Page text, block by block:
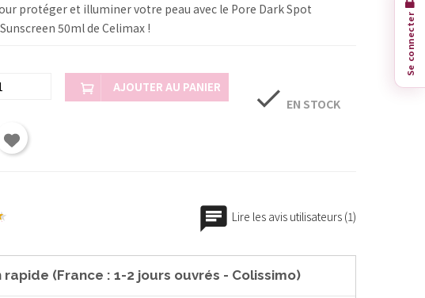
Se connecter
protéger et illuminer votre peau avec le Pore Dark Spot
50ml de Celimax !
AJOUTER AU PANIER check EN STOCK
Lire les avis utilisateurs (1)
rapide (France : 1-2 jours ouvrés - Colissimo)